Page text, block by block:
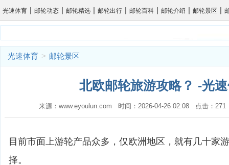
光速体育 | 邮轮动态 | 邮轮精选 | 邮轮出行 | 邮轮百科 | 邮轮介绍 | 邮轮景区 |
光速体育 > 邮轮景区
北欧邮轮旅游攻略？ -光
来源：www.eyoulun.com 时间：2026-04-26 02:08 点击：
目前市面上游轮产品众多，仅欧洲地区，就有几十家
择。